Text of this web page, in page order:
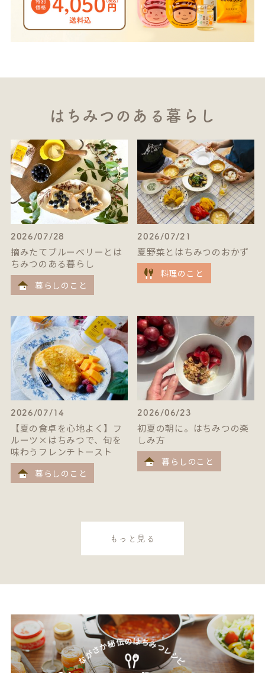
はちみつのある暮らし
2026/07/28
摘みたてブルーベリーとは
ちみつのある暮らし
暮らしのこと
2026/07/21
夏野菜とはちみつのおかず
料理のこと
2026/07/14
【夏の食卓を心地よく】フ
ルーツ×はちみつで、旬を
味わうフレンチトースト
暮らしのこと
2026/06/23
初夏の朝に。はちみつの楽
しみ方
暮らしのこと
もっと見る